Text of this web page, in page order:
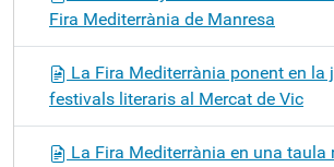
Fira Mediterrània de Manresa
La Fira Mediterrània ponent en la
festivals literaris al Mercat de Vic
La Fira Mediterrània en una taula